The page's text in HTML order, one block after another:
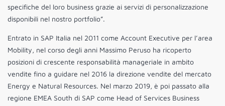
specifiche del loro business grazie ai servizi di personalizzazione
disponibili nel nostro portfolio”.
Entrato in SAP Italia nel 2011 come Account Executive per l’area
Mobility, nel corso degli anni Massimo Peruso ha ricoperto
posizioni di crescente responsabilità manageriale in ambito
vendite fino a guidare nel 2016 la direzione vendite del mercato
Energy e Natural Resources. Nel marzo 2019, è poi passato alla
regione EMEA South di SAP come Head of Services Business